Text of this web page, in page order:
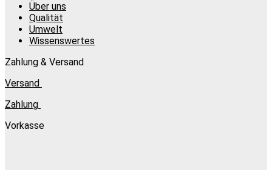
Über uns
Qualität
Umwelt
Wissenswertes
Zahlung & Versand
Versand
Zahlung
Vorkasse